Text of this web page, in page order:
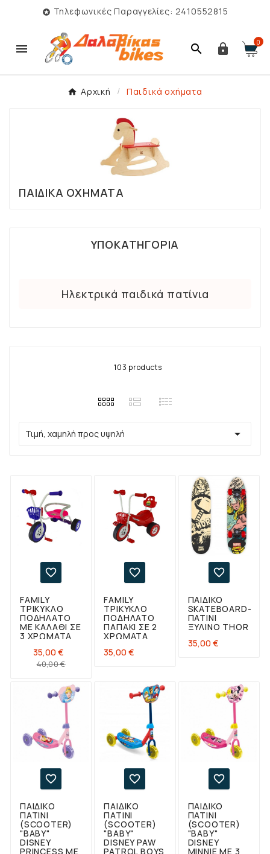
 Τηλεφωνικές Παραγγελίες: 2410552815
   0
Αρχική Παιδικά οχήματα
ΠΑΙΔΙΚΆ ΟΧΉΜΑΤΑ
ΥΠΟΚΑΤΗΓΟΡΊΑ
Ηλεκτρικά παιδικά πατίνια
103 products
Τιμή, χαμηλή προς υψηλή 

FAMILY
ΤΡΊΚΥΚΛΟ
ΠΟΔΉΛΑΤΟ
ΜΕ ΚΑΛΆΘΙ ΣΕ
3 ΧΡΏΜΑΤΑ
35,00 €
40,00 €Κανονική
Τιμή

FAMILY
ΤΡΊΚΥΚΛΟ
ΠΟΔΉΛΑΤΟ
ΠΑΠΆΚΙ ΣΕ 2
ΧΡΏΜΑΤΑ
35,00 €

ΠΑΙΔΙΚΌ
SKATEBOARD-
ΠΑΤΊΝΙ
ΞΎΛΙΝΟ THOR
35,00 €

ΠΑΙΔΙΚΌ
ΠΑΤΊΝΙ
(SCOOTER)
"BABY"
DISNEY
PRINCESS ΜΕ

ΠΑΙΔΙΚΌ
ΠΑΤΊΝΙ
(SCOOTER)
"BABY"
DISNEY PAW
PATROL BOYS

ΠΑΙΔΙΚΌ
ΠΑΤΊΝΙ
(SCOOTER)
"BABY"
DISNEY
MINNIE ΜΕ 3